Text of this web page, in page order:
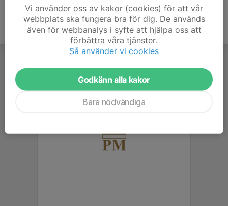
Vi använder oss av kakor (cookies) för att vår
webbplats ska fungera bra för dig. De används
även för webbanalys i syfte att hjälpa oss att
förbättra våra tjänster.
Så använder vi cookies
Godkänn alla kakor
Bara nödvändiga